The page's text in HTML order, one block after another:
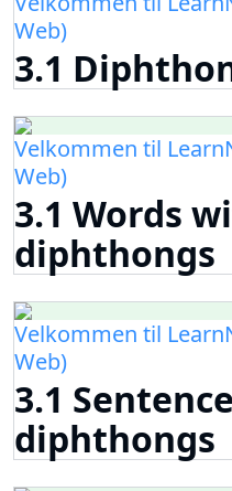
Web)
3.1
Velkommen til
Web)
3.1 Words
diphthongs
Velkommen til
Web)
3.1
diphthongs